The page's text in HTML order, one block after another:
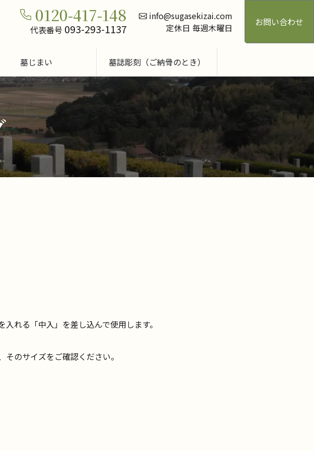
0120-417-148
代表番号 093-293-1137
info@sugasekizai.com
定休日 毎週木曜日
お問い合わせ
墓じまい 墓誌彫刻（ご納骨のとき）
れる「中入」を差し込んで使用します。
のサイズをご確認ください。